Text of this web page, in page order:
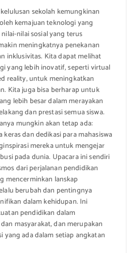
sekolah kemungkinan
kemajuan teknologi yang
nilai sosial yang terus
meningkatnya penekanan
inklusivitas. Kita dapat melihat
yang lebih inovatif, seperti virtual
reality, untuk meningkatkan
Kita juga bisa berharap untuk
lebih besar dalam merayakan
dan prestasi semua siswa.
mungkin akan tetap ada:
dan dedikasi para mahasiswa
mereka untuk mengejar
pada dunia. Upacara ini sendiri
dari perjalanan pendidikan
mencerminkan lanskap
berubah dan pentingnya
dalam kehidupan. Ini
pendidikan dalam
masyarakat, dan merupakan
yang ada dalam setiap angkatan